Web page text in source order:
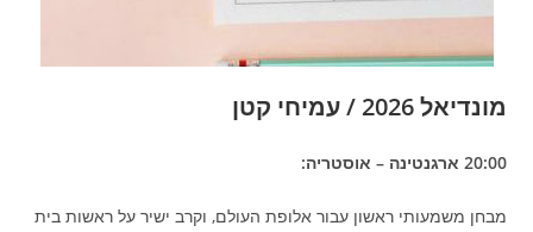
מונדיאל 2026 / עמיחי קטן
20:00 ארגנטינה – אוסטריה:
מבחן משמעותי ראשון עבור אלופת העולם, וקרב ישיר על ראשות בית